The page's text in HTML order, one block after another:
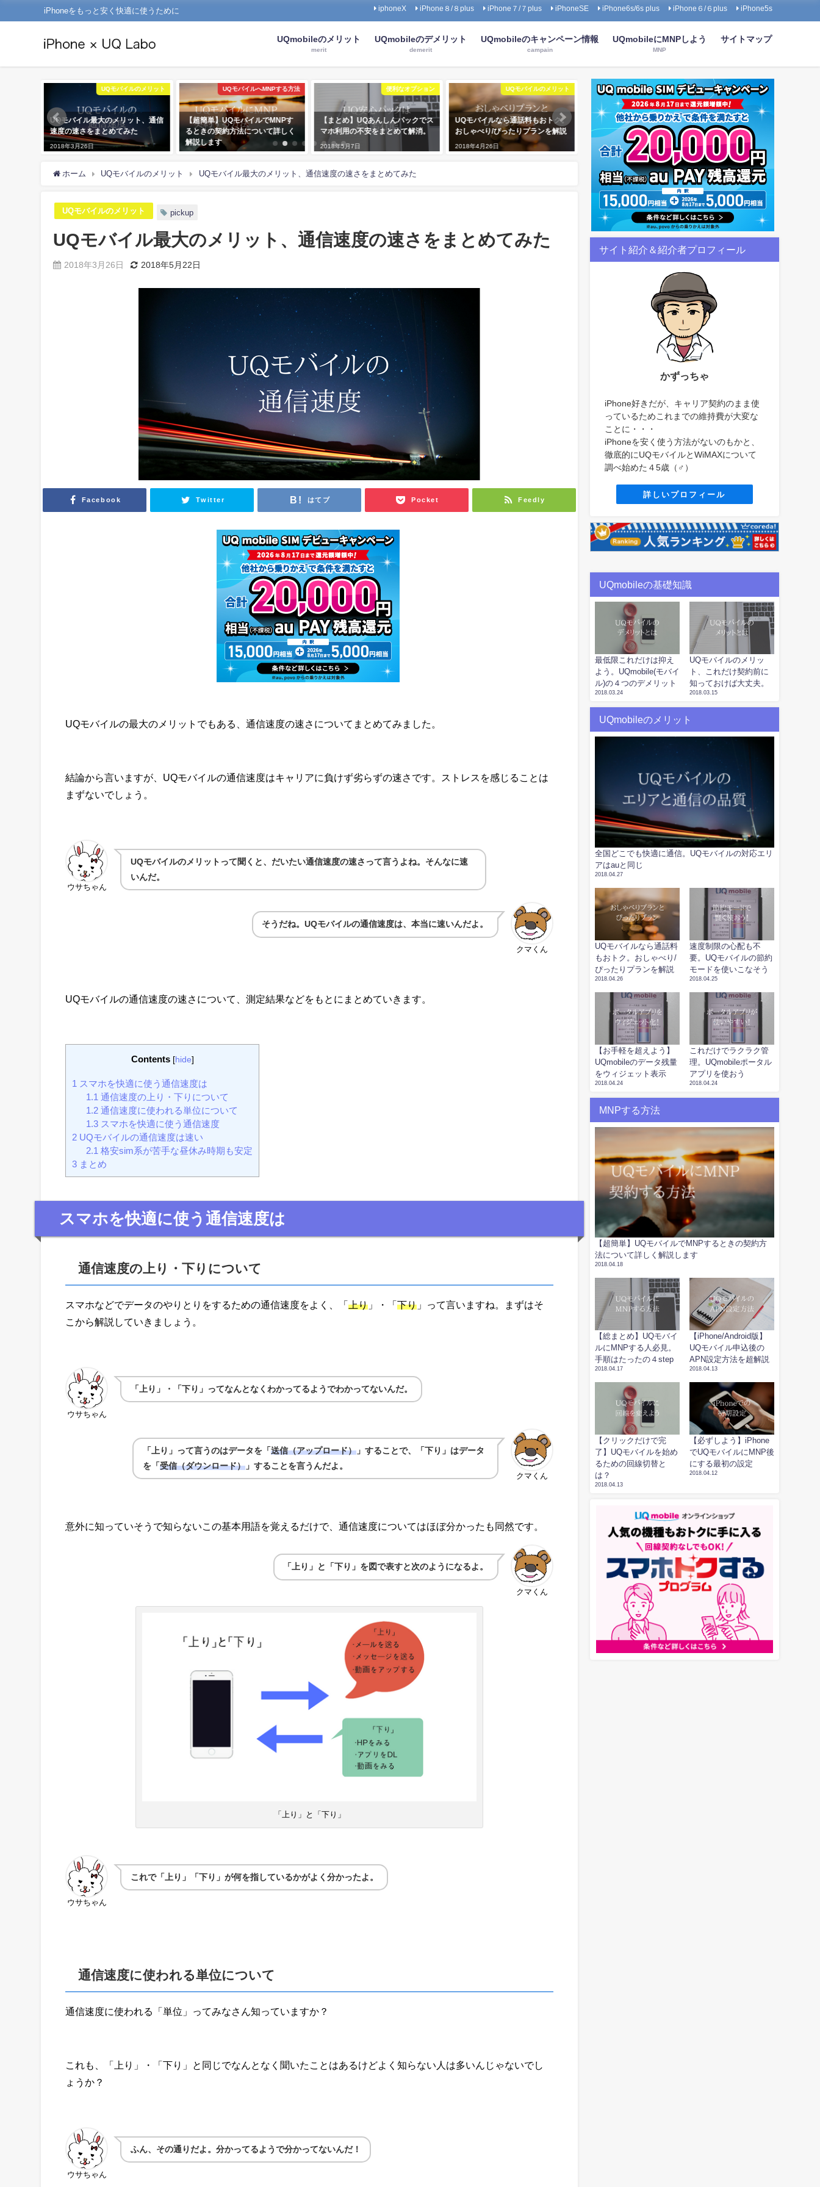
iPhoneをもっと安く快適に使うために iphoneX iPhone８/８plus iPhone７/７plus iPhoneSE iPhone6s/6s plus iPhone６/６plus iPhone5s
UQmobileのメリット
merit
UQmobileのデメリット
demerit
UQmobileのキャンペーン情報
campain
UQmobileにMNPしよう
MNP
サイトマップ
UQモバイルのメリット
UQモバイル最大のメリット、通信
速度の速さをまとめてみた
2018年3月26日
UQモバイルへMNPする方法
【超簡単】UQモバイルでMNPす
るときの契約方法について詳しく
解説します
便利なオプション
【まとめ】UQあんしんパックでス
マホ利用の不安をまとめて解消。
2018年5月7日
UQモバイルのメリット
UQモバイルなら通話料もおトク。
おしゃべり/ぴったりプランを解説
2018年4月26日
UQモバイルのキャンペーン
【2019年2月版】今月開催中のUQ
モバイルキャンペーンまとめ
2018年4月21日
【まとめ】リアルもネット
心。UQモバイルの家族みま
ック
2018年5月1日
ホーム UQモバイルのメリット UQモバイル最大のメリット、通信速度の速さをまとめてみた
UQモバイルのメリット pickup
UQモバイル最大のメリット、通信速度の速さをまとめてみた
2018年3月26日 2018年5月22日
Facebook Twitter はてブ Pocket Feedly
UQモバイルの最大のメリットでもある、通信速度の速さについてまとめてみました。
結論から言いますが、UQモバイルの通信速度はキャリアに負けず劣らずの速さです。ストレスを感じることは
まずないでしょう。
ウサちゃん
UQモバイルのメリットって聞くと、だいたい通信速度の速さって言うよね。そんなに速
いんだ。
クマくん
そうだね。UQモバイルの通信速度は、本当に速いんだよ。
UQモバイルの通信速度の速さについて、測定結果などをもとにまとめていきます。
Contents [hide]
1 スマホを快適に使う通信速度は
1.1 通信速度の上り・下りについて
1.2 通信速度に使われる単位について
1.3 スマホを快適に使う通信速度
2 UQモバイルの通信速度は速い
2.1 格安sim系が苦手な昼休み時期も安定
3 まとめ
スマホを快適に使う通信速度は
通信速度の上り・下りについて
スマホなどでデータのやりとりをするための通信速度をよく、「上り 」・「下り 」って言いますね。まずはそ
こから解説していきましょう。
ウサちゃん
「上り」・「下り」ってなんとなくわかってるようでわかってないんだ。
クマくん
「上り」って言うのはデータを「 送信（アップロード）」することで、「下り」はデータ
を「 受信（ダウンロード）」することを言うんだよ。
意外に知っていそうで知らないこの基本用語を覚えるだけで、通信速度についてはほぼ分かったも同然です。
クマくん
「上り」と「下り」を図で表すと次のようになるよ。
「上り」と「下り」
ウサちゃん
これで「上り」「下り」が何を指しているかがよく分かったよ。
通信速度に使われる単位について
通信速度に使われる「単位」ってみなさん知っていますか？
これも、「上り」・「下り」と同じでなんとなく聞いたことはあるけどよく知らない人は多いんじゃないでし
ょうか？
ウサちゃん
ふん、その通りだよ。分かってるようで分かってないんだ！
サイト紹介＆紹介者プロフィール
かずっちゃ
iPhone好きだが、キャリア契約のまま使
っているためこれまでの維持費が大変な
ことに・・・
iPhoneを安く使う方法がないのもかと、
徹底的にUQモバイルとWiMAXについて
調べ始めた４5歳（♂）
詳しいプロフィール
UQmobileの基礎知識
最低限これだけは抑え
よう。UQmobile(モバイ
ル)の４つのデメリット
2018.03.24
UQモバイルのメリッ
ト、これだけ契約前に
知っておけば大丈夫。
2018.03.15
UQmobileのメリット
全国どこでも快適に通信。UQモバイルの対応エリ
アはauと同じ
2018.04.27
UQモバイルなら通話料
もおトク。おしゃべり/
ぴったりプランを解説
2018.04.26
速度制限の心配も不
要。UQモバイルの節約
モードを使いこなそう
2018.04.25
【お手軽を超えよう】
UQmobileのデータ残量
をウィジェット表示
2018.04.24
これだけでラクラク管
理。UQmobileポータル
アプリを使おう
2018.04.24
MNPする方法
【超簡単】UQモバイルでMNPするときの契約方
法について詳しく解説します
2018.04.18
【総まとめ】UQモバイ
ルにMNPする人必見。
手順はたったの４step
2018.04.17
【iPhone/Android版】
UQモバイル申込後の
APN設定方法を超解説
2018.04.13
【クリックだけで完
了】UQモバイルを始め
るための回線切替と
は？
2018.04.13
【必ずしよう】iPhone
でUQモバイルにMNP後
にする最初の設定
2018.04.12